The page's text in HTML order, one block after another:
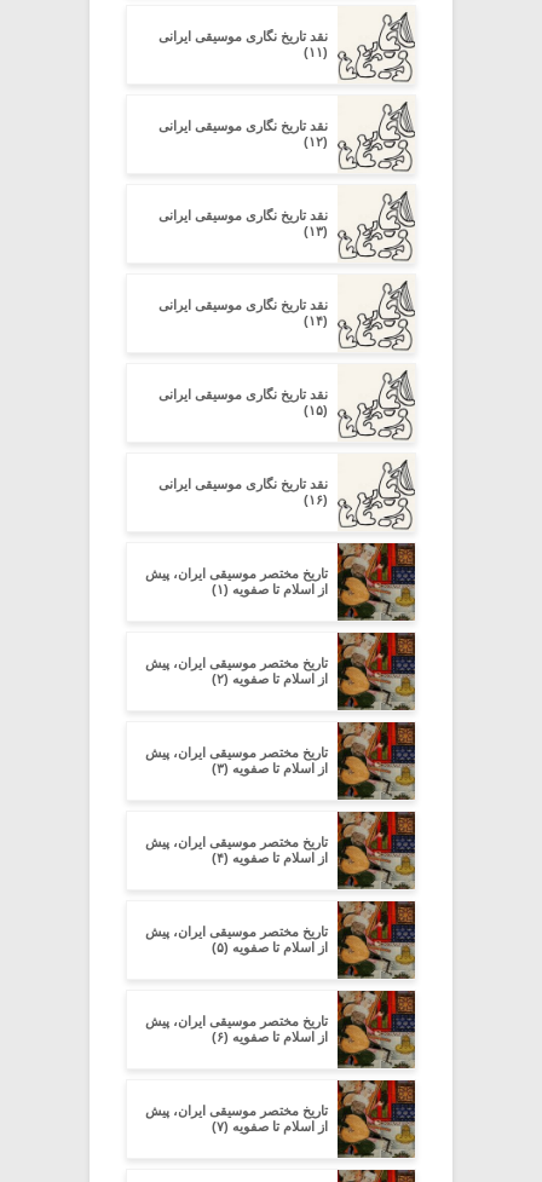
نقد تاریخ نگاری موسیقی ایرانی
(۱۱)
نقد تاریخ نگاری موسیقی ایرانی
(۱۲)
نقد تاریخ نگاری موسیقی ایرانی
(۱۳)
نقد تاریخ نگاری موسیقی ایرانی
(۱۴)
نقد تاریخ نگاری موسیقی ایرانی
(۱۵)
نقد تاریخ نگاری موسیقی ایرانی
(۱۶)
تاریخ مختصر موسیقی ایران، پیش
از اسلام تا صفویه (۱)
تاریخ مختصر موسیقی ایران، پیش
از اسلام تا صفویه (۲)
تاریخ مختصر موسیقی ایران، پیش
از اسلام تا صفویه (۳)
تاریخ مختصر موسیقی ایران، پیش
از اسلام تا صفویه (۴)
تاریخ مختصر موسیقی ایران، پیش
از اسلام تا صفویه (۵)
تاریخ مختصر موسیقی ایران، پیش
از اسلام تا صفویه (۶)
تاریخ مختصر موسیقی ایران، پیش
از اسلام تا صفویه (۷)